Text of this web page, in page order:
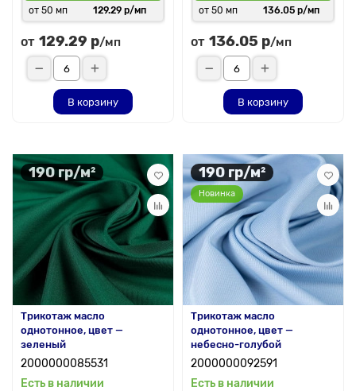
от 50 мп
129.29 р/мп
от 129.29 р/мп
В корзину
от 50 мп
136.05 р/мп
от 136.05 р/мп
В корзину
190 гр/м²
Трикотаж масло
однотонное, цвет —
зеленый
2000000085531
Есть в наличии
190 гр/м²
Новинка
Трикотаж масло
однотонное, цвет —
небесно-голубой
2000000092591
Есть в наличии